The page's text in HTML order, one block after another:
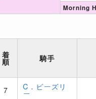
Morning
着
順 騎手
7 C．ビーズリ
ー